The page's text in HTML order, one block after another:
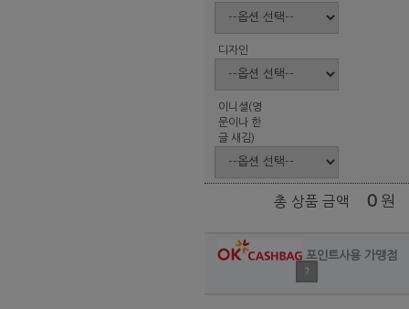
디자인
이니셜(영
문이나 한
글 새김)
총 상품 금액 0 원
포인트사용 가맹점
?